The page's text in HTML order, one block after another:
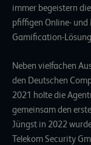
immer begeistern
pfiffigen Online-
Gamification-
Neben vielfachen
den Deutschen
2021 holte die
gemeinsam den
Jüngst in 2022
Telekom Security